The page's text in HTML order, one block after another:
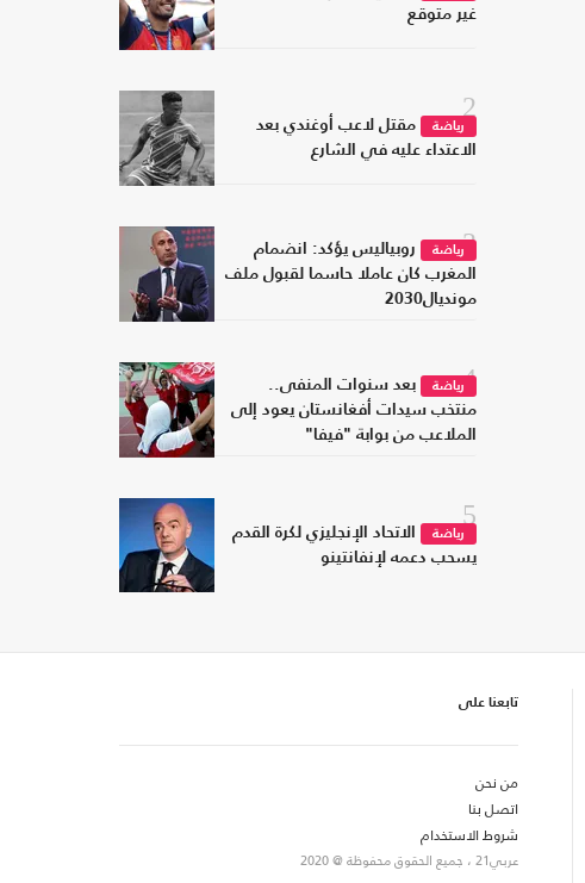
غير متوقع
2
رياضة
مقتل لاعب أوغندي بعد
الاعتداء عليه في الشارع
3رياضة
روبياليس يؤكد: انضمام
المغرب كان عاملا حاسما لقبول ملف
مونديال2030
4رياضة
بعد سنوات المنفى..
منتخب سيدات أفغانستان يعود إلى
الملاعب من بوابة "فيفا"
5
رياضة
الاتحاد الإنجليزي لكرة القدم
يسحب دعمه لإنفانتينو
تابعنا على
من نحن
اتصل بنا
شروط الاستخدام
عربي21 ، جميع الحقوق محفوظة @ 2020